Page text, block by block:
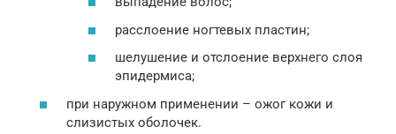
расслоение ногтевых пластин;
шелушение и отслоение верхнего слоя
эпидермиса;
при наружном применении – ожог кожи и
слизистых оболочек.